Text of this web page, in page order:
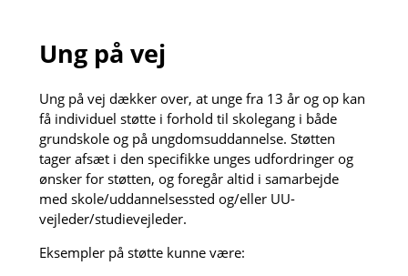
Ung på vej
Ung på vej dækker over, at unge fra 13 år og op kan
få individuel støtte i forhold til skolegang i både
grundskole og på ungdomsuddannelse. Støtten
tager afsæt i den specifikke unges udfordringer og
ønsker for støtten, og foregår altid i samarbejde
med skole/uddannelsessted og/eller UU-
vejleder/studievejleder.
Eksempler på støtte kunne være: